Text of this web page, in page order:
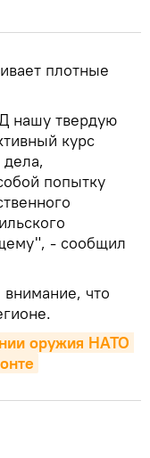
плотные
нашу твердую
курс
попытку
- сообщил
что
оружия НАТО